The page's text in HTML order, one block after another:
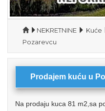
NEKRETNINE Kuće
Pozarevcu
Prodajem kuću u
Na prodaju kuca 81 m2,sa